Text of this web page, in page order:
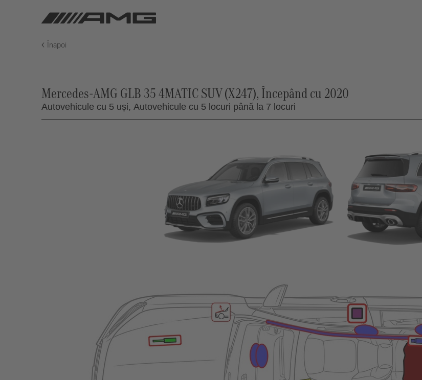
Înapoi
Mercedes-AMG GLB 35 4MATIC SUV (X247), Începând cu 2020
Autovehicule cu 5 uși, Autovehicule cu 5 locuri până la 7 locuri